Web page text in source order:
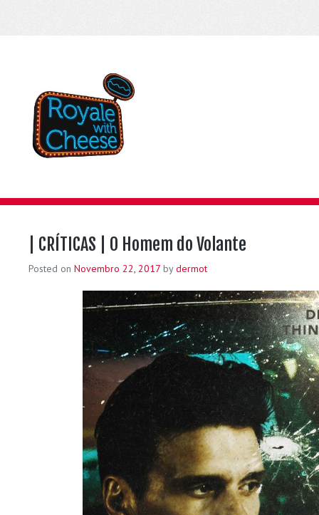
| CRÍTICAS | O Homem do Volante
Posted on Novembro 22, 2017 bydermot